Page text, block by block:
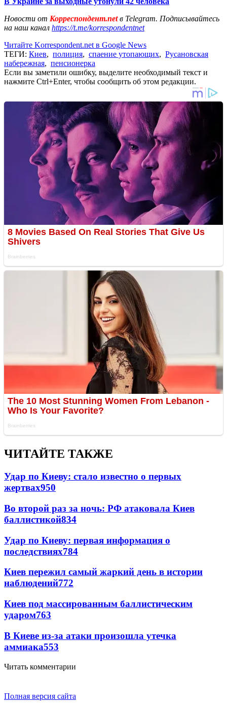
Новости от Корреспондент.netв Telegram. Подписывайтесь
на наш канал https://t.me/korrespondentnet
Читайте Korrespondent.net в Google News
ТЕГИ: Киев, полиция, спаение утопающих, Русановская
набережная, пенсионерка
Если вы заметили ошибку, выделите необходимый текст и
нажмите Ctrl+Enter, чтобы сообщить об этом редакции.
ЧИТАЙТЕ ТАКЖЕ
Удар по Киеву: стало известно о первых
жертвах950
Во второй раз за ночь: РФ атаковала Киев
баллистикой834
Удар по Киеву: первая информация о
последствиях784
Киев пережил самый жаркий день в истории
наблюдений772
Киев под массированным баллистическим
ударом763
В Киеве из-за атаки произошла утечка
аммиака553
Читать комментарии
Полная версия сайта